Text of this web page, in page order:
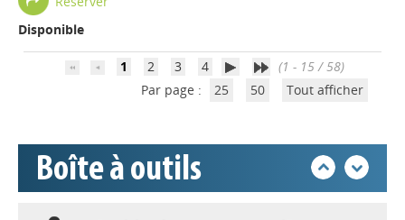
Disponible
1 2 3 4
(1 - 15 / 58)
Par page :
25 50 Tout afficher
Boîte à outils
Appels à projets
Accéder à son compte - (Se
déconnecter)